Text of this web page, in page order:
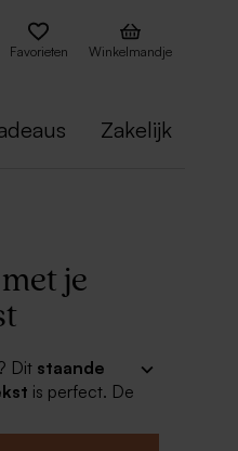
Favorieten Winkelmandje
Zakelijk
je
Dit staande
is perfect. De
houder of